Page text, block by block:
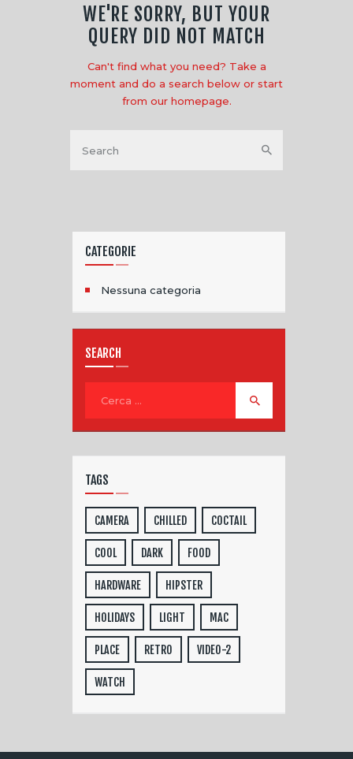
WE'RE SORRY, BUT YOUR
QUERY DID NOT MATCH
Can't find what you need? Take a
moment and do a search below or start
from our homepage.
CATEGORIE
Nessuna categoria
SEARCH
TAGS
CAMERA CHILLED COCTAIL
COOL DARK FOOD
HARDWARE HIPSTER
HOLIDAYS LIGHT MAC
PLACE RETRO VIDEO-2
WATCH